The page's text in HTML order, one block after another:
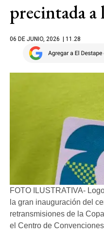
precintada a
06 DE JUNIO, 2026 | 11.28
FOTO ILUSTRATIVA-
la gran inauguración del
retransmisiones de la
el Centro de